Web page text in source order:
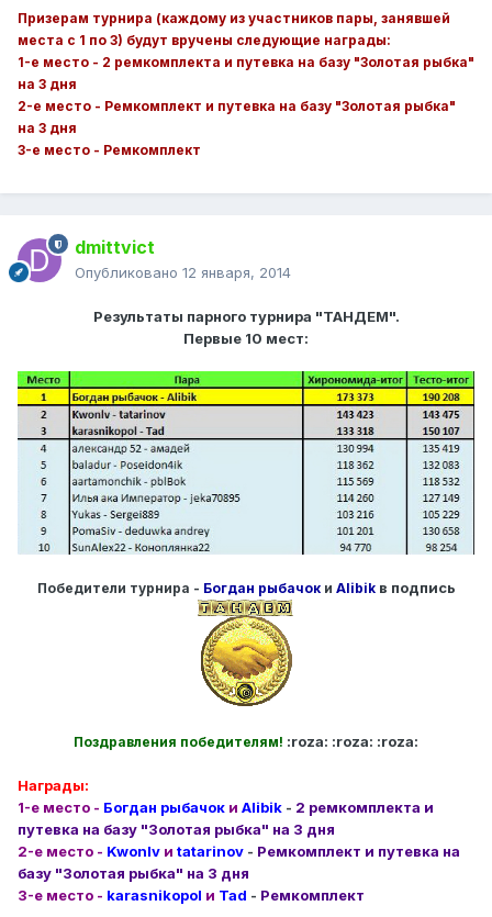
Призерам турнира (каждому из участников пары, занявшей
места с 1 по 3) будут вручены следующие награды:
1-е место - 2 ремкомплекта и путевка на базу "Золотая рыбка"
на 3 дня
2-е место - Ремкомплект и путевка на базу "Золотая рыбка"
на 3 дня
3-е место - Ремкомплект
dmittvict
Опубликовано 12 января, 2014
Результаты парного турнира "ТАНДЕМ".
Первые 10 мест:
Победители турнира - Богдан рыбачок и Alibik в подпись
Поздравления победителям! :roza: :roza: :roza:
Награды:
1-е место - Богдан рыбачок и Alibik - 2 ремкомплекта и
путевка на базу "Золотая рыбка" на 3 дня
2-е место - Kwonlv и tatarinov - Ремкомплект и путевка на
базу "Золотая рыбка" на 3 дня
3-е место - karasnikopol и Tad - Ремкомплект